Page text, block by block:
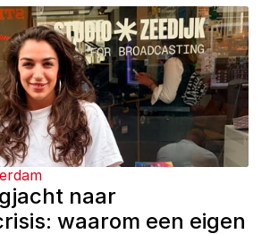
naar
waarom een eigen